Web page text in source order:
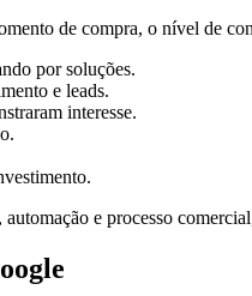
de compra, o nível de
por soluções.
e leads.
interesse.
e processo